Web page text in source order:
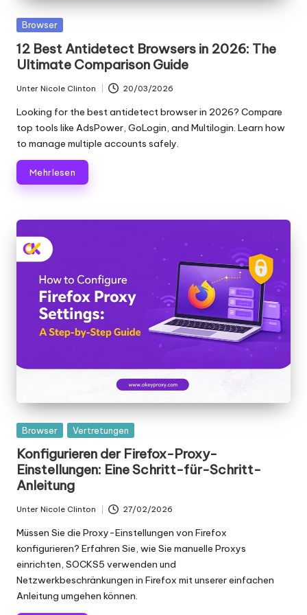
f
ü
r
je
d
e
n
B
d
a
st
e
nl
o
s
e
T
e
st
v
Scraping
und
mehr.
Gepostet
Browser
12 Best Antidetect Browsers in 2026: The
Ultimate Comparison Guide
Geschrieben
von
Unter Nicole Clinton 20/03/2026
Looking for the best antidetect browser in 2026? Compare
top tools like AdsPower, GoLogin, and Multilogin. Learn how
to manage multiple accounts safely.
Mehr lesen
Gepostet
Browser Vertretungen
Konfigurieren der Firefox-Proxy-
Einstellungen: Eine Schritt-für-Schritt-
Anleitung
von
Unter Nicole Clinton 27/02/2026
Müssen Sie die Proxy-Einstellungen von Firefox
konfigurieren? Erfahren Sie, wie Sie manuelle Proxys
einrichten, SOCKS5 verwenden und
Netzwerkbeschränkungen in Firefox mit unserer einfachen
Anleitung umgehen können.